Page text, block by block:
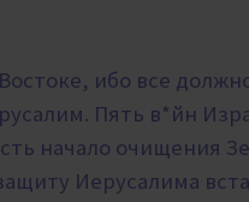
ибо все
Пять в*йн
начало очищения
Иерусалима